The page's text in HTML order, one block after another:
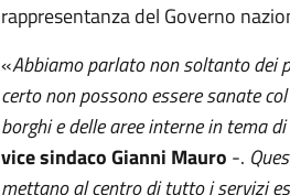
rappresentanza del Governo
«Abbiamo parlato non soltanto dei
certo non possono essere sanate
borghi e delle aree interne in tema
vice sindaco Gianni Mauro -.
mettano al centro di tutto i servizi